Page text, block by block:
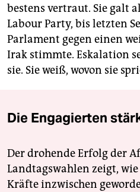
bestens vertraut. Sie galt
Labour Party, bis letzten
Parlament gegen einen
Irak stimmte. Eskalation
sie. Sie weiß, wovon sie
Die Engagierten
Der drohende Erfolg der
Landtagswahlen zeigt,
Kräfte inzwischen